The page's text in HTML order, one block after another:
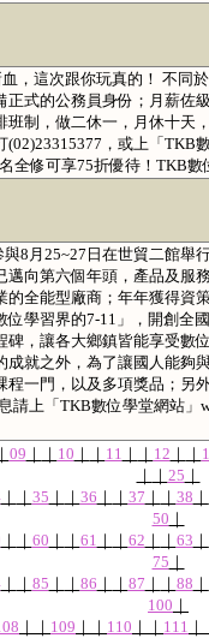
，這次跟你玩真的！ 不同
式的公務員身份；月薪佐
制，做二休一，月休十天
，或上「TKB
全修可享75折優待！TKB
8月25~27日在世貿二館舉
向第六個年頭，產品及服
全能型廠商；年年獲得資
學習界的7-11」，開創全
，讓各大鄉鎮皆能享受數
就之外，為了讓國人能夠
一門，以及多項獎品；另
請上「TKB數位學堂網站」
｜ 09 ｜ ｜ 10 ｜ ｜ 11 ｜ ｜ 12 ｜ ｜
｜
｜ 25 ｜
｜ ｜ 35 ｜ ｜ 36 ｜ ｜ 37 ｜ ｜ 38 ｜
50 ｜
｜ ｜ 60 ｜ ｜ 61 ｜ ｜ 62 ｜ ｜ 63 ｜
75 ｜
｜ ｜ 85 ｜ ｜ 86 ｜ ｜ 87 ｜ ｜ 88 ｜
100 ｜
｜ ｜ 109 ｜ ｜ 110 ｜ ｜ 111 ｜